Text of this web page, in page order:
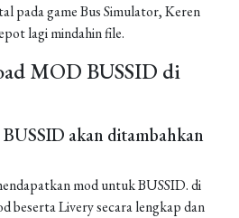
pada game Bus Simulator, Keren
lagi mindahin file.
MOD BUSSID di
akan ditambahkan
mod untuk BUSSID. di
beserta Livery secara lengkap dan